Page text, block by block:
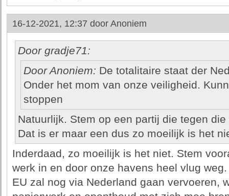
16-12-2021, 12:37 door Anoniem
Door gradje71:
Door Anoniem: De totalitaire staat der
Onder het mom van onze veiligheid.
stoppen
Natuurlijk. Stem op een partij die tegen
Dat is er maar een dus zo moeilijk is het
Inderdaad, zo moeilijk is het niet. Stem
werk in en door onze havens heel vlug
EU zal nog via Nederland gaan vervoeren,